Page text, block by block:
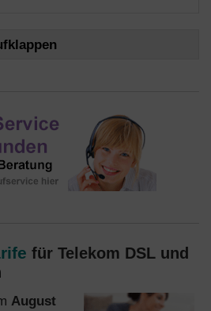
für Telekom DSL und
August